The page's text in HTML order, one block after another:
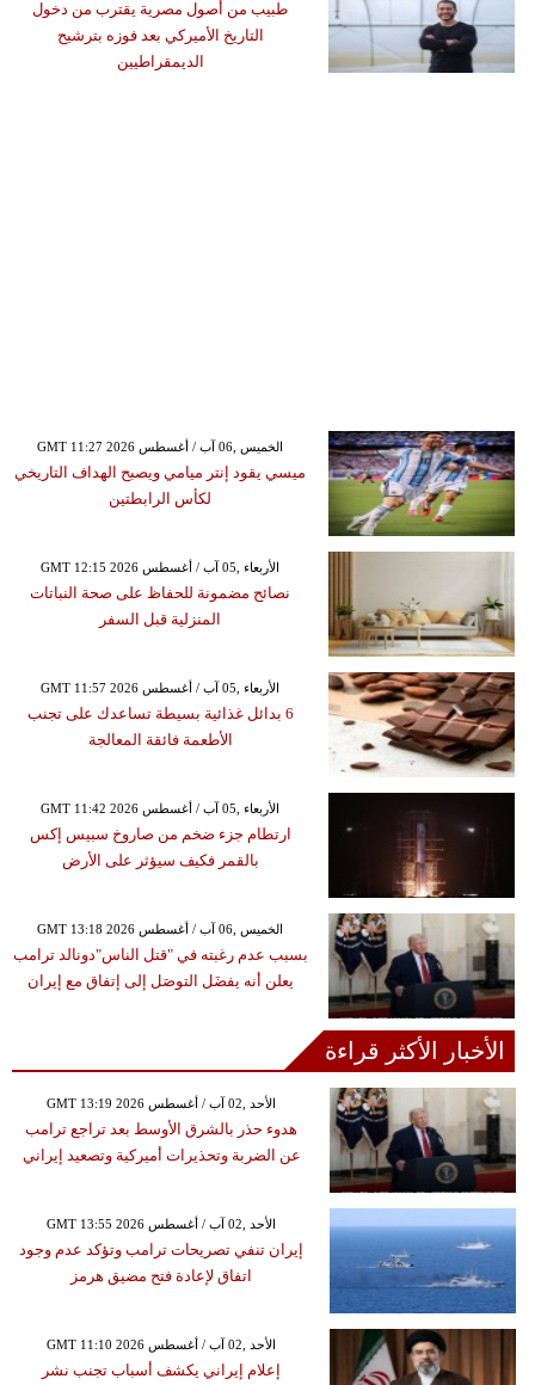
طبيب من أصول مصرية يقترب من دخول
التاريخ الأميركي بعد فوزه بترشيح
الديمقراطيين
GMT 11:27 2026 الخميس ,06 آب / أغسطس
ميسي يقود إنتر ميامي ويصبح الهداف التاريخي
لكأس الرابطتين
GMT 12:15 2026 الأربعاء ,05 آب / أغسطس
نصائح مضمونة للحفاظ على صحة النباتات
المنزلية قبل السفر
GMT 11:57 2026 الأربعاء ,05 آب / أغسطس
6 بدائل غذائية بسيطة تساعدك على تجنب
الأطعمة فائقة المعالجة
GMT 11:42 2026 الأربعاء ,05 آب / أغسطس
ارتطام جزء ضخم من صاروخ سبيس إكس
بالقمر فكيف سيؤثر على الأرض
GMT 13:18 2026 الخميس ,06 آب / أغسطس
بسبب عدم رغبته في "قتل الناس"دونالد ترامب
يعلن أنه يفضَل التوصَل إلى إتفاق مع إيران
الأخبار الأكثر قراءة
GMT 13:19 2026 الأحد ,02 آب / أغسطس
هدوء حذر بالشرق الأوسط بعد تراجع ترامب
عن الضربة وتحذيرات أميركية وتصعيد إيراني
GMT 13:55 2026 الأحد ,02 آب / أغسطس
إيران تنفي تصريحات ترامب وتؤكد عدم وجود
اتفاق لإعادة فتح مضيق هرمز
GMT 11:10 2026 الأحد ,02 آب / أغسطس
إعلام إيراني يكشف أسباب تجنب نشر